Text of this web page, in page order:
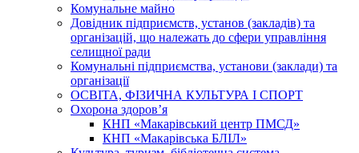
Комунальне майно
Довідник підприємств, установ (закладів) та
організацій, що належать до сфери управління
селищної ради
Комунальні підприємства, установи (заклади) та
організації
ОСВІТА, ФІЗИЧНА КУЛЬТУРА І СПОРТ
Охорона здоров’я
КНП «Макарівський центр ПМСД»
КНП «Макарівська БЛІЛ»